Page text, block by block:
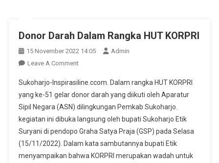
Donor Darah Dalam Rangka HUT KORPRI
15 November 2022 14:05
Admin
Leave A CommentOn
Darah
Dalam
Rangka
HUT
KORPRI
Sukoharjo-Inspirasiline.ccom. Dalam rangka HUT KORPRI
yang ke-51 gelar donor darah yang diikuti oleh Aparatur
Sipil Negara (ASN) dilingkungan Pemkab Sukoharjo.
kegiatan ini dibuka langsung oleh bupati Sukoharjo Etik
Suryani di pendopo Graha Satya Praja (GSP) pada Selasa
(15/11/2022). Dalam kata sambutannya bupati Etik
menyampaikan bahwa KORPRI merupakan wadah untuk